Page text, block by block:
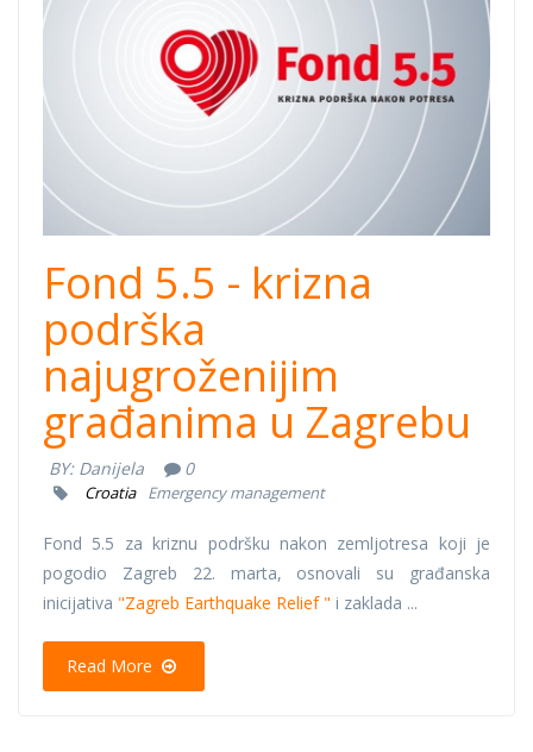
solidarna.jpg
Fond 5.5 - krizna
podrška
najugroženijim
građanima u Zagrebu
BY: Danijela 0
Croatia Emergency management
Fond 5.5 za kriznu podršku nakon zemljotresa koji je
pogodio Zagreb 22. marta, osnovali su građanska
inicijativa "Zagreb Earthquake Relief " i zaklada ...
Read More